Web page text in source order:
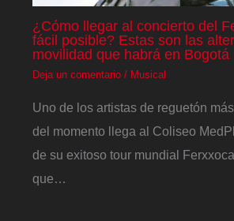
¿Cómo llegar al concierto del
fácil posible? Estas son las
movilidad que habrá en Bogotá
Deja un comentario / Musical
Uno de los artistas de reguetón
del momento llega al Coliseo
de su exitoso tour mundial
que…